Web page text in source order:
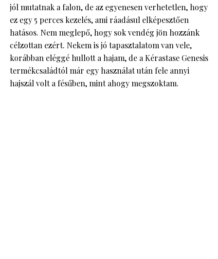
jól mutatnak a falon, de az egyenesen verhetetlen, hogy
ez egy 5 perces kezelés, ami ráadásul elképesztően
hatásos. Nem meglepő, hogy sok vendég jön hozzánk
célzottan ezért. Nekem is jó tapasztalatom van vele,
korábban eléggé hullott a hajam, de a Kérastase Genesis
termékcsaládtól már egy használat után fele annyi
hajszál volt a fésűben, mint ahogy megszoktam.